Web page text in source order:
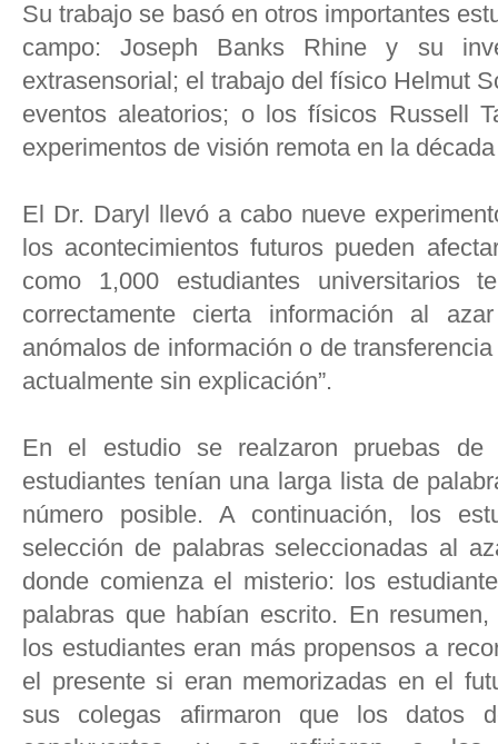
Su trabajo se basó en otros importantes
campo: Joseph Banks Rhine y su
extrasensorial; el trabajo del físico Helmut
eventos aleatorios; o los físicos Russell
experimentos de visión remota en la
El Dr. Daryl llevó a cabo nueve
los acontecimientos futuros pueden
como 1,000 estudiantes universitarios
correctamente cierta información al
anómalos de información o de
actualmente sin explicación”.
En el estudio se realzaron pruebas de
estudiantes tenían una larga lista de
número posible. A continuación, los
selección de palabras seleccionadas al
donde comienza el misterio: los
palabras que habían escrito. En
los estudiantes eran más propensos a
el presente si eran memorizadas en el
sus colegas afirmaron que los datos